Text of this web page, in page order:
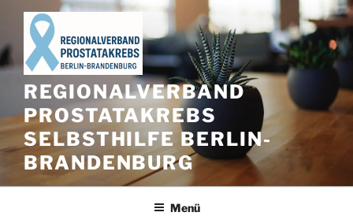
Zum
Inhalt
springen
REGIONALVERBAND
PROSTATAKREBS
SELBSTHILFE BERLIN-
BRANDENBURG
Menü